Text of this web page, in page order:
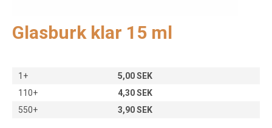
Glasburk klar 15 ml
1+
5,00 SEK
110+
4,30 SEK
550+
3,90 SEK